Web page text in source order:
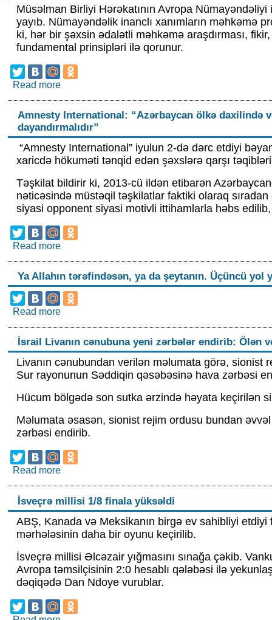
Müsəlman Birliyi Hərəkatının Avropa
yayıb. Nümayəndəlik inanclı xanımların məhkəmə
ki, hər bir şəxsin ədalətli məhkəmə araşdırması,
fundamental prinsipləri ilə qorunur.
Read moreabout “İnanclı xanımların məhkəmə prosesini
Amnesty International: “Azərbaycan ölkə daxilində
dayandırmalıdır”
“Amnesty International” iyulun 2-də dərc etdiyi
xaricdə hökuməti tənqid edən şəxslərə qarşı təqibləri
Təşkilat bildirir ki, 2013-cü ildən etibarən
nəticəsində müstəqil təşkilatlar faktiki olaraq
siyasi opponent siyasi motivli ittihamlarla həbs
Read moreabout Amnesty International: “Azərbaycan ölkə
Ya Allahın tərəfindəsən, ya da şeytanın. Üçüncü
Read moreabout Ya Allahın tərəfindəsən, ya da şeytanın.
İsrail Livanın cənubuna yeni zərbələr endirib: Ölən
Livanın cənubundan verilən məlumata görə, sionist
Sur rayonunun Səddiqin qəsəbəsinə hava zərbəsi
Hücum bölgədə son sutka ərzində həyata keçirilən
Məlumata əsasən, sionist rejim ordusu bundan
zərbəsi endirib.
Read moreabout İsrail Livanın cənubuna yeni zərbələr
İsveçrə millisi 1/8 finala yüksəldi
ABŞ, Kanada və Meksikanın birgə ev sahibliyi
mərhələsinin daha bir oyunu keçirilib.
İsveçrə millisi Əlcəzair yığmasını sınağa çəkib.
Avropa təmsilçisinin 2:0 hesablı qələbəsi ilə
dəqiqədə Dan Ndoye vurublar.